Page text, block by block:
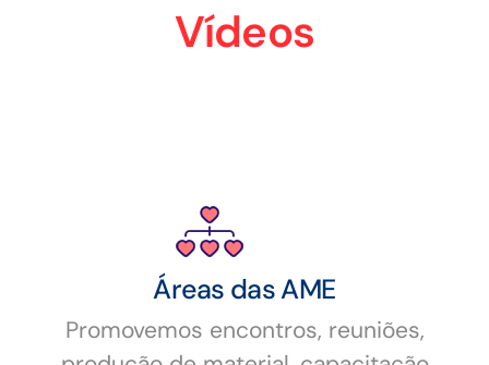
Vídeos
Áreas das AME
Promovemos encontros, reuniões,